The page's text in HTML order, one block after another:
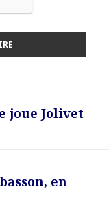
joue Jolivet
en